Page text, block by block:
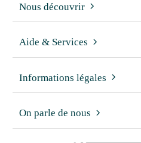
Nous découvrir
Aide & Services
Informations légales
On parle de nous